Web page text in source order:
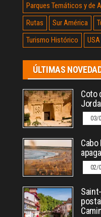
Parques Temáticos y de
Rutas
Sur América
Turismo Histórico
USA
ÚLTIMAS
Coto
03/
apaga
02/